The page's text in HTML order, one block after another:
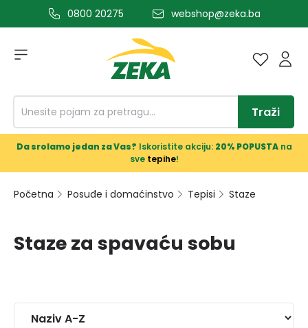
glavni sadržaj0800 20275 webshop@zeka.ba
Traži
Da srolamo jedan za Vas? Iskoristite akciju: 20% POPUSTAna
sve tepihe!
Početna Posuđe i domaćinstvo Tepisi Staze
Staze za spavaću sobu